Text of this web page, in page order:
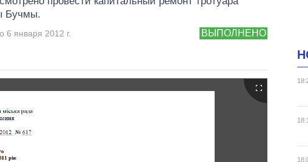
Бучмы.
ВЫПОЛНЕНО
6 января 2012 г.